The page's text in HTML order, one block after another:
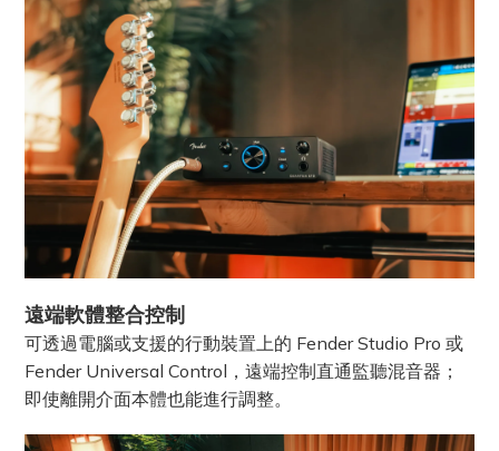
遠端軟體整合控制
可透過電腦或支援的行動裝置上的 Fender Studio Pro 或
Fender Universal Control，遠端控制直通監聽混音器；
即使離開介面本體也能進行調整。